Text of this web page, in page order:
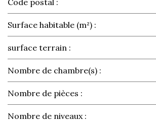
Code postal :
Surface habitable (m²) :
surface terrain :
Nombre de chambre(s) :
Nombre de pièces :
Nombre de niveaux :